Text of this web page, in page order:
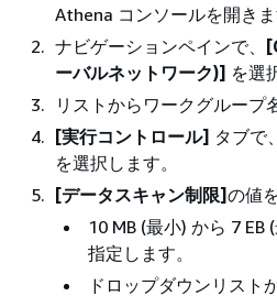
Athena コンソールを開きま
ナビゲーションペインで、
ーバルネットワーク)] を選
リストからワークグループ
[実行コントロール] タブで、
を選択します。
[データスキャン制限] の値
10 MB (最小) から 7 EB
指定します。
ドロップダウンリスト